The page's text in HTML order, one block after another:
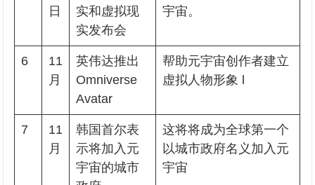
日
实和虚拟现
实发布会
宇宙。
6
11
月
英伟达推出
Omniverse
Avatar
帮助元宇宙创作者建立
虚拟人物形象 l
7
11
月
韩国首尔表
示将加入元
宇宙的城市
这将将成为全球第一个
以城市政府名义加入元
宇宙